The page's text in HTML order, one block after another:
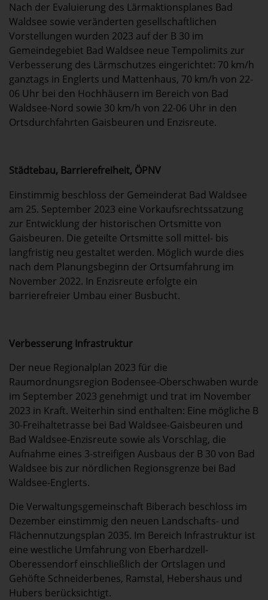
Nach der Evaluierung des Lärmaktionsplanes Bad
Waldsee sowie veränderten gesellschaftlichen
Vorstellungen wurden 2023 auf der B 30 im
Gemeindegebiet Bad Waldsee neue Tempolimits zur
Verbesserung des Lärmschutzes eingerichtet: 70 km/h
ganztags in Englerts und Mattenhaus, 70 km/h von 22-
06 Uhr bei den Hochhäusern im Bereich von Bad
Waldsee-Nord sowie 30 km/h von 22-06 Uhr in den
Ortsdurchfahrten Gaisbeuren und Enzisreute.
Städtebau, Barrierefreiheit, ÖPNV
Einstimmig beschloss der Gemeinderat Bad Waldsee
am 25. September 2023 eine Vorkaufsrechtssatzung
zur Entwicklung der historischen Ortsmitte von
Gaisbeuren. Die geteilte Ortsmitte soll mittel- bis
langfristig neu gestaltet werden. Möglich wurde dies
nach dem Planungsbeginn der Ortsumfahrung im
November 2022. In Enzisreute erfolgte ein
barrierefreier Umbau einer Busbucht.
Verbesserung Infrastruktur
Der neue Regionalplan 2023 für die
Raumordnungsregion Bodensee-Oberschwaben wurde
im September 2023 genehmigt und trat im November
2023 in Kraft. Weiterhin sind enthalten: Eine mögliche B
30-Freihaltetrasse bei Bad Waldsee-Gaisbeuren und
Bad Waldsee-Enzisreute sowie als Vorschlag, die
Aufnahme eines 3-streifigen Ausbaus der B 30 von Bad
Waldsee bis zur nördlichen Regionsgrenze bei Bad
Waldsee-Englerts.
Die Verwaltungsgemeinschaft Biberach beschloss im
Dezember einstimmig den neuen Landschafts- und
Flächennutzungsplan 2035. Im Bereich Infrastruktur ist
eine westliche Umfahrung von Eberhardzell-
Oberessendorf einschließlich der Ortslagen und
Gehöfte Schneiderbenes, Ramstal, Hebershaus und
Hubers berücksichtigt.